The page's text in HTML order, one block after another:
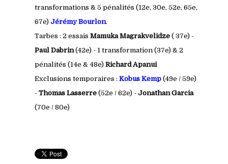
transformations & 5 pénalités (12e, 30e, 52e, 65e,
67e) Jérémy Bourlon.
Tarbes : 2 essais Mamuka Magrakvelidze ( 37e) -
Paul Dabrin (42e) - 1 transformation (37e) & 2
pénalités (14e & 48e) Richard Apanui
Exclusions temporaires : Kobus Kemp (49e / 59e)
- Thomas Lasserre (52e / 62e) - Jonathan Garcia
(70e / 80e)